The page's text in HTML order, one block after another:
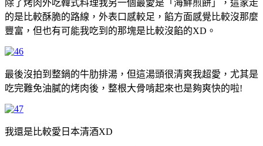
除了烤肉外吃韓式料理我另一個最愛是「海鮮煎餅」，這家走
的是比較酥脆的路線，外表口感較足，餡方面感覺比較沒那麼
豐富，但也有可能我吃到的那塊是比較沒餡的XD。
最後沒拍到整鍋的牛肋排湯，但這湯頭很清爽我超愛，尤其是
吃完難免油膩的烤肉後，整根大骨啃起來也是夠爽快的啦!
我還是比較愛日本清酒XD